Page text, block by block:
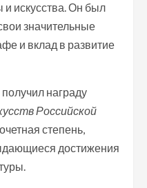
и искусства. Он был
значительные
и вклад в развитие
награду
Российской
степень,
достижения